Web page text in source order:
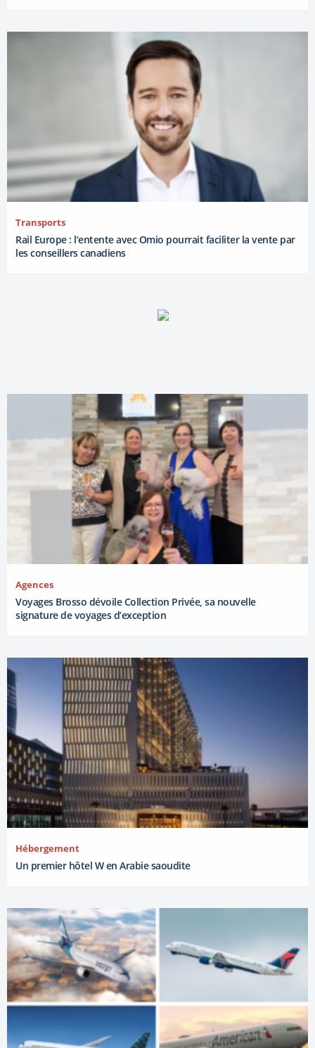
Transports
Rail Europe : l’entente avec Omio pourrait faciliter la vente par
les conseillers canadiens
Agences
Voyages Brosso dévoile Collection Privée, sa nouvelle
signature de voyages d’exception
Hébergement
Un premier hôtel W en Arabie saoudite